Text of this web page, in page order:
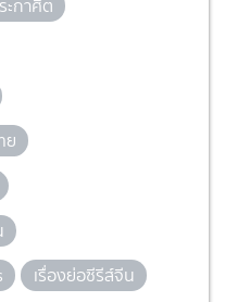
ะกาศิต
ย
เรื่องย่อซีรีส์จีน